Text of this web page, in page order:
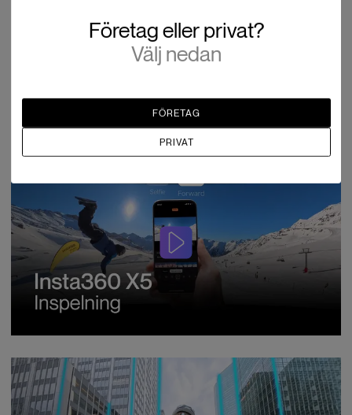
Företag eller privat?
Välj nedan
FÖRETAG
PRIVAT